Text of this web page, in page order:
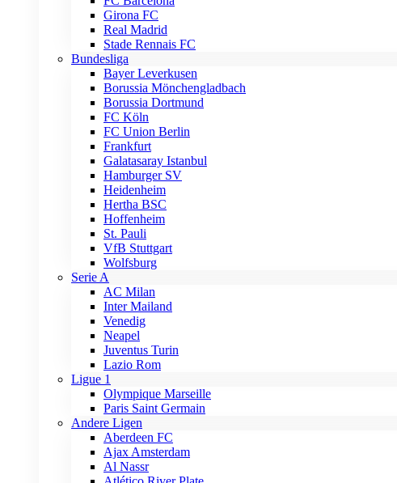
Girona FC
Real Madrid
Stade Rennais FC
Bundesliga
Bayer Leverkusen
Borussia Mönchengladbach
Borussia Dortmund
FC Köln
FC Union Berlin
Frankfurt
Galatasaray Istanbul
Hamburger SV
Heidenheim
Hertha BSC
Hoffenheim
St. Pauli
VfB Stuttgart
Wolfsburg
Serie A
AC Milan
Inter Mailand
Venedig
Neapel
Juventus Turin
Lazio Rom
Ligue 1
Olympique Marseille
Paris Saint Germain
Andere Ligen
Aberdeen FC
Ajax Amsterdam
Al Nassr